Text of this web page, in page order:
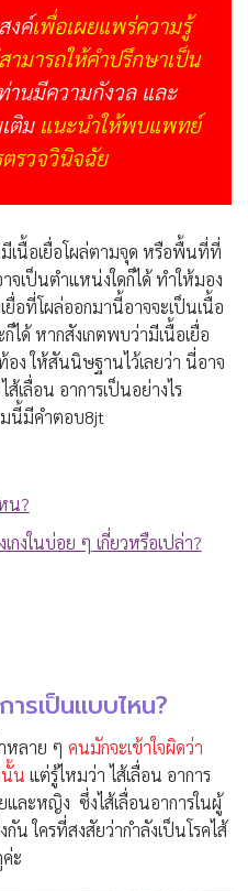
งค์เพื่อเผยแพร่ความรู้
มารถให้คำปรึกษาเป็น
านมีความกังวล และ
ติม แนะนำให้พบแพทย์
รวจวินิจฉัย
เนื้อเยื่อโผล่ตามจุด หรือพื้นที่ที่
เป็นตำแหน่งใดก็ได้ ทำให้มอง
อที่โผล่ออกมานี้อาจจะเป็นเนื้อ
ได้ หากสังเกตพบว่ามีเนื้อเยื่อ
ง ให้สันนิษฐานไว้เลยว่า นี่อาจ
ไส้เลื่อน อาการเป็นอย่างไร
มนี้มีคำตอบ8jt
น?
เกงในบ่อย ๆ เกี่ยวหรือเปล่า?
ารเป็นแบบไหน?
หลาย ๆ คนมักจะเข้าใจผิดว่า
นั้น แต่รู้ไหมว่า ไส้เลื่อน อาการ
และหญิง ซึ่งไส้เลื่อนอาการในผู้
น ใครที่สงสัยว่ากำลังเป็นโรคไส้
ะ